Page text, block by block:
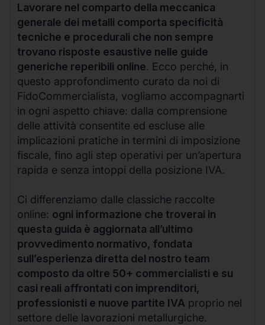
Lavorare nel comparto della meccanica
generale dei metalli comporta specificità
tecniche e procedurali che non sempre
trovano risposte esaustive nelle guide
generiche reperibili online. Ecco perché, in
questo approfondimento curato da noi di
FidoCommercialista, vogliamo accompagnarti
in ogni aspetto chiave: dalla comprensione
delle attività consentite ed escluse alle
implicazioni pratiche in termini di imposizione
fiscale, fino agli step operativi per un’apertura
rapida e senza intoppi della posizione IVA.
Ci differenziamo dalle classiche raccolte
online: ogni informazione che troverai in
questa guida è aggiornata all’ultimo
provvedimento normativo, fondata
sull’esperienza diretta del nostro team
composto da oltre 50+ commercialisti e su
casi reali affrontati con imprenditori,
professionisti e nuove partite IVA proprio nel
settore delle lavorazioni metallurgiche.